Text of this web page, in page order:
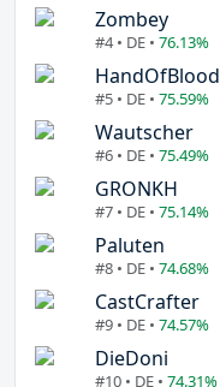
Zombey
#4 • DE • 76.13%
HandOfBlood
#5 • DE • 75.59%
Wautscher
#6 • DE • 75.49%
GRONKH
#7 • DE • 75.14%
Paluten
#8 • DE • 74.68%
CastCrafter
#9 • DE • 74.57%
DieDoni
#10 • DE • 74.31%